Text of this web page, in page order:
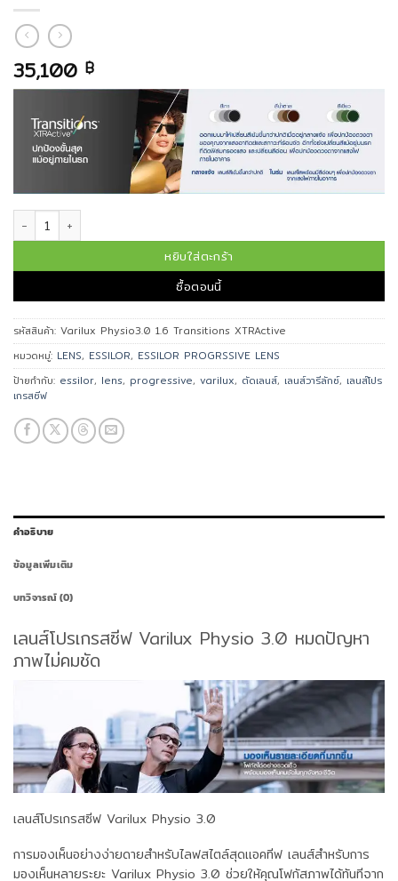
35,100 ฿
จำนวน เลนส์โปรเกรสซีฟ Varilux Physio 3.0 1.6 Transitions XTRActive ชิ้น
หยิบใส่ตะกร้า
ซื้อตอนนี้
รหัสสินค้า: Varilux Physio3.0 1.6 Transitions XTRActive
หมวดหมู่: LENS, ESSILOR, ESSILOR PROGRSSIVE LENS
ป้ายกำกับ: essilor, lens, progressive, varilux, ตัดเลนส์, เลนส์วารีลักซ์, เลนส์โปร
เกรสซีฟ
คำอธิบาย
ข้อมูลเพิ่มเติม
บทวิจารณ์ (0)
เลนส์โปรเกรสซีฟ Varilux Physio 3.0 หมดปัญหา
ภาพไม่คมชัด
เลนส์โปรเกรสซีฟ Varilux Physio 3.0
การมองเห็นอย่างง่ายดายสำหรับไลฟสไตล์สุดแอคทีฟ เลนส์สำหรับการ
มองเห็นหลายระยะ Varilux Physio 3.0 ช่วยให้คุณโฟกัสภาพได้ทันทีจาก